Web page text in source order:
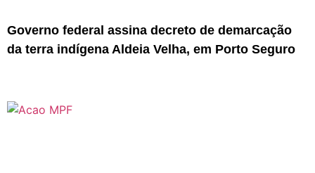
Governo federal assina decreto de demarcação
da terra indígena Aldeia Velha, em Porto Seguro